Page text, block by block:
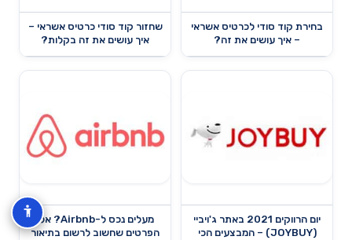
בחירת קוד סודי לכרטיס אשראי
– איך עושים את זה?
שחזור קוד סודי כרטיס אשראי –
איך עושים את זה בקלות?
יום הרווקים 2021 באתר ג'ויביי
(JOYBUY) – המבצעים הכי
מעלים נכס ל-Airbnb? אלו
הפרטים שחשוב לרשום בתיאור